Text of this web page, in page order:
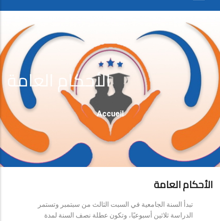
الأحكام العامة
Fil
D'Ariane
Accueil
الأحكام العامة
تبدأ السنة الجامعية في السبت الثالث من سبتمبر وتستمر
الدراسة ثلاثين أسبوعيًا، وتكون عطلة نصف السنة لمدة